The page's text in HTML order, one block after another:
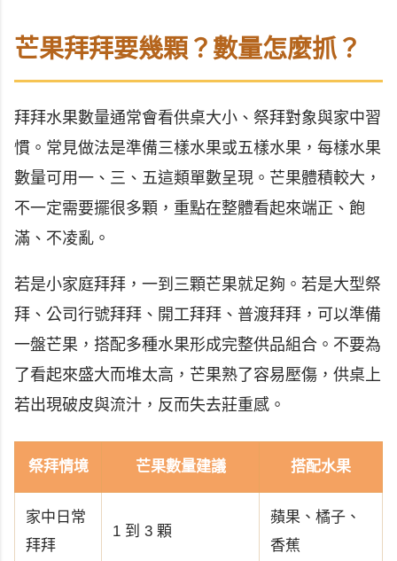
芒果拜拜要幾顆？數量怎麼抓？
拜拜水果數量通常會看供桌大小、祭拜對象與家中習
慣。常見做法是準備三樣水果或五樣水果，每樣水果
數量可用一、三、五這類單數呈現。芒果體積較大，
不一定需要擺很多顆，重點在整體看起來端正、飽
滿、不凌亂。
若是小家庭拜拜，一到三顆芒果就足夠。若是大型祭
拜、公司行號拜拜、開工拜拜、普渡拜拜，可以準備
一盤芒果，搭配多種水果形成完整供品組合。不要為
了看起來盛大而堆太高，芒果熟了容易壓傷，供桌上
若出現破皮與流汁，反而失去莊重感。
祭拜情境 芒果數量建議 搭配水果
家中日常
拜拜
1 到 3 顆
蘋果、橘子、
香蕉